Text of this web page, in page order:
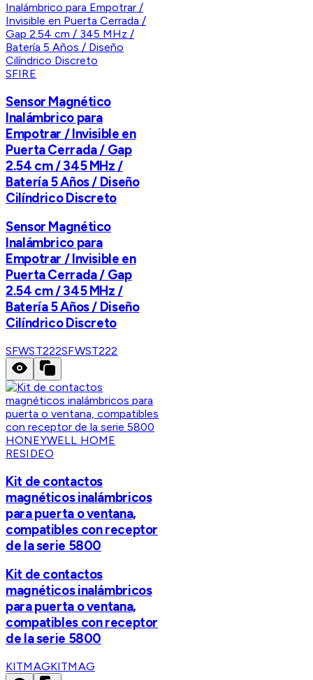
SFIRE
Sensor Magnético
Inalámbrico para
Empotrar / Invisible en
Puerta Cerrada / Gap
2.54 cm / 345 MHz /
Batería 5 Años / Diseño
Cilíndrico Discreto
Sensor Magnético
Inalámbrico para
Empotrar / Invisible en
Puerta Cerrada / Gap
2.54 cm / 345 MHz /
Batería 5 Años / Diseño
Cilíndrico Discreto
SFWST222SFWST222
HONEYWELL HOME
RESIDEO
Kit de contactos
magnéticos inalámbricos
para puerta o ventana,
compatibles con receptor
de la serie 5800
Kit de contactos
magnéticos inalámbricos
para puerta o ventana,
compatibles con receptor
de la serie 5800
KITMAGKITMAG